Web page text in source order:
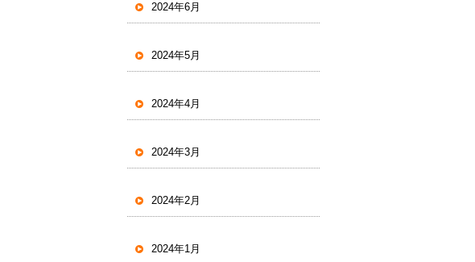
2024年6月
2024年5月
2024年4月
2024年3月
2024年2月
2024年1月